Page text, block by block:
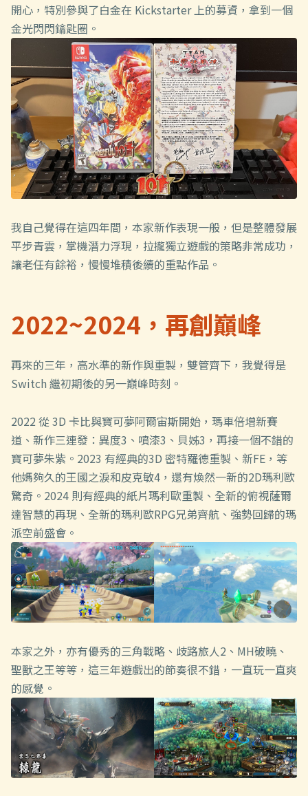
開心，特別參與了白金在 Kickstarter 上的募資，拿到一個
金光閃閃鑰匙圈。
我自己覺得在這四年間，本家新作表現一般，但是整體發展
平步青雲，掌機潛力浮現，拉攏獨立遊戲的策略非常成功，
讓老任有餘裕，慢慢堆積後續的重點作品。
2022~2024，再創巔峰
再來的三年，高水準的新作與重製，雙管齊下，我覺得是
Switch 繼初期後的另一巔峰時刻。
2022 從 3D 卡比與寶可夢阿爾宙斯開始，瑪車倍增新賽
道、新作三連發：異度3、噴漆3、貝姊3，再接一個不錯的
寶可夢朱紫。2023 有經典的3D 密特羅德重製、新FE，等
他媽夠久的王國之淚和皮克敏4，還有煥然一新的2D瑪利歐
驚奇。2024 則有經典的紙片瑪利歐重製、全新的俯視薩爾
達智慧的再現、全新的瑪利歐RPG兄弟齊航、強勢回歸的瑪
派空前盛會。
本家之外，亦有優秀的三角戰略、歧路旅人2、MH破曉、
聖獸之王等等，這三年遊戲出的節奏很不錯，一直玩一直爽
的感覺。